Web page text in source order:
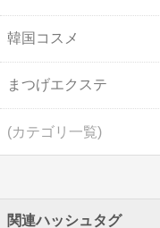
韓国コスメ
まつげエクステ
(カテゴリ一覧)
関連ハッシュタグ